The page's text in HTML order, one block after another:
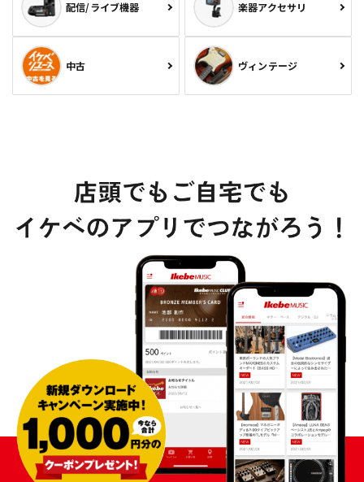
配信/ライブ機器 楽器アクセサリ
中古 ヴィンテージ